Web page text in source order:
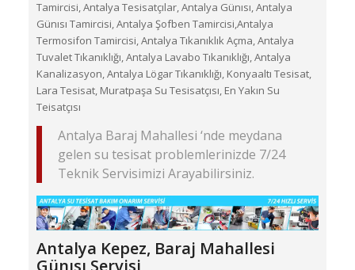
Tamircisi, Antalya Tesisatçılar, Antalya Günısı, Antalya
Günısı Tamircisi, Antalya Şofben Tamircisi,Antalya
Termosifon Tamircisi, Antalya Tıkanıklık Açma, Antalya
Tuvalet Tıkanıklığı, Antalya Lavabo Tıkanıklığı, Antalya
Kanalizasyon, Antalya Lögar Tıkanıklığı, Konyaaltı Tesisat,
Lara Tesisat, Muratpaşa Su Tesisatçısı, En Yakın Su
Teisatçısı
Antalya Baraj Mahallesi ‘nde meydana
gelen su tesisat problemlerinizde 7/24
Teknik Servisimizi Arayabilirsiniz.
Antalya Kepez, Baraj Mahallesi
Günısı Servisi